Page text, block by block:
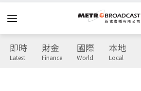
即時
Latest
財金
Finance
國際
World
本地
Local